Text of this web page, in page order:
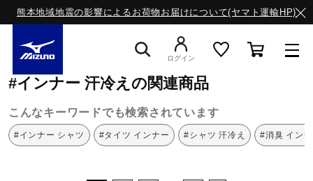
熊本地域地震の影響によるお荷物お届けについて(ヤマト運輸HP)
ライフスタイルウエア
ログイン
ミズノ公式オンライン
#インナー 汗冷えの関連商品
こんなキーワードでも検索されています
#インナー シャツ #タイツ インナー #シャツ 汗冷え #消臭 イン